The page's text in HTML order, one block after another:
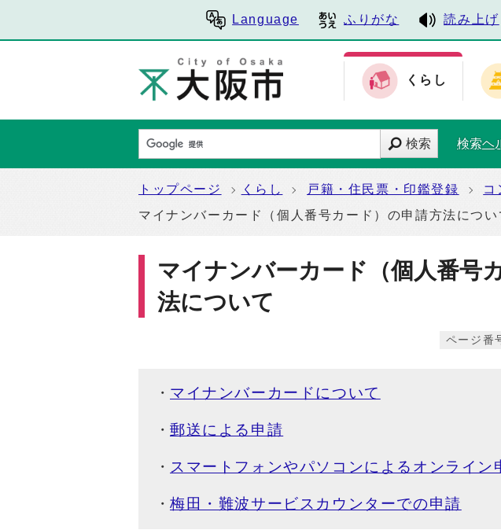
Language ふりがな 読み上げ
くらし
検索 検索ヘ
トップページ くらし 戸籍・住民票・印鑑登録
コ
マイナンバーカード（個人番号カード）の申請方法につい
マイナンバーカード（個人番号
法について
ページ番
マイナンバーカードについて
郵送による申請
スマートフォンやパソコンによるオンライン
梅田・難波サービスカウンターでの申請